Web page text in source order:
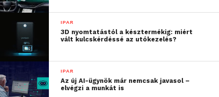
huzalból vagy köracélból készített kampókat
igazíthatjuk az árucikk súlyához.
A polcok alsó megerősítéssel rendelkeznek, ezért az
UGP üzletberendezés terhelhetősége magas. A
polcos kihelyezésnél nyugodtan kihelyezhetjük a
nehéz vödrös vagy zsákos terméket is.
IPAR
3D nyomtatástól a késztermékig: miért
vált kulcskérdéssé az utókezelés?
IPAR
Az új AI-ügynök már nemcsak javasol –
elvégzi a munkát is